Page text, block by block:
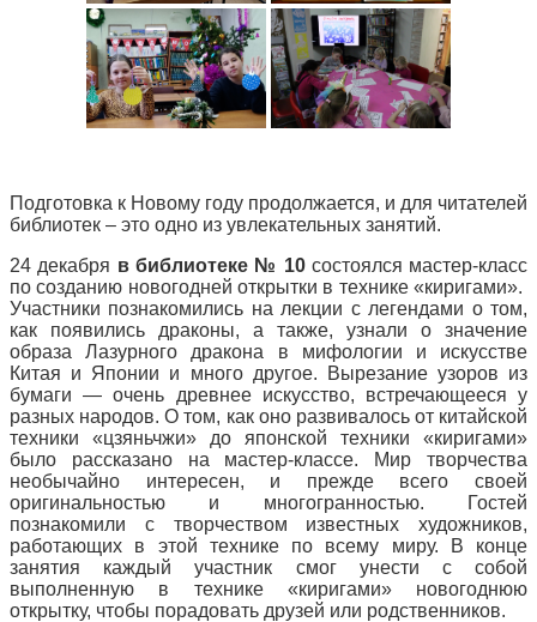
Подготовка к Новому году продолжается, и для читателей
библиотек – это одно из увлекательных занятий.
24 декабря в библиотеке № 10состоялся мастер-класс
по созданию новогодней открытки в технике «киригами».
Участники познакомились на лекции с легендами о том,
как появились драконы, а также, узнали о значение
образа Лазурного дракона в мифологии и искусстве
Китая и Японии и много другое. Вырезание узоров из
бумаги — очень древнее искусство, встречающееся у
разных народов. О том, как оно развивалось от китайской
техники «цзяньчжи» до японской техники «киригами»
было рассказано на мастер-классе. Мир творчества
необычайно интересен, и прежде всего своей
оригинальностью и многогранностью. Гостей
познакомили с творчеством известных художников,
работающих в этой технике по всему миру. В конце
занятия каждый участник смог унести с собой
выполненную в технике «киригами» новогоднюю
открытку, чтобы порадовать друзей или родственников.